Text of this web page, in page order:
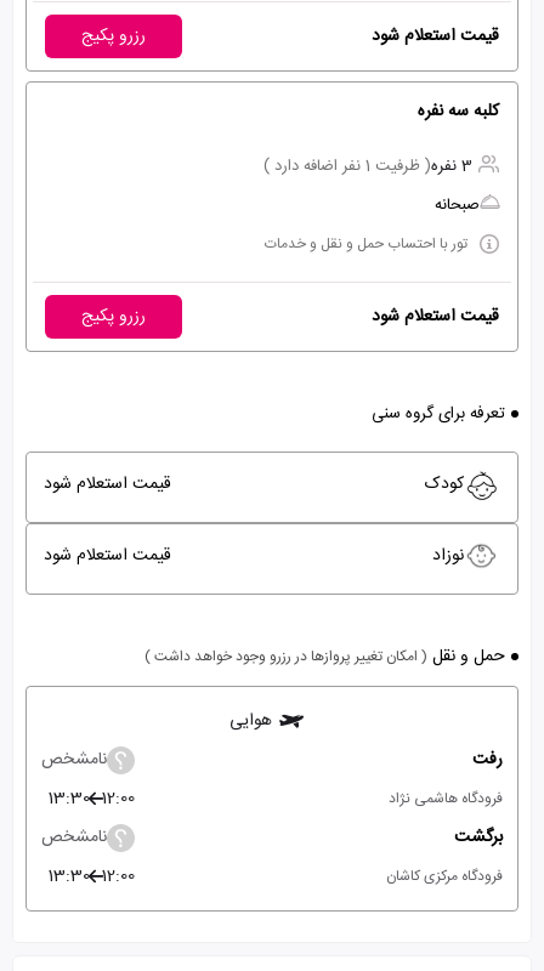
قیمت استعلام شود رزرو پکیج
کلبه سه نفره
3 نفره
( ظرفیت 1 نفر اضافه دارد )
صبحانه
تور با احتساب حمل و نقل و خدمات
قیمت استعلام شود رزرو پکیج
تعرفه برای گروه سنی
کودک قیمت استعلام شود
نوزاد قیمت استعلام شود
حمل و نقل ( امکان تغییر پروازها در رزرو وجود خواهد داشت )
هوایی
رفت
نامشخص
فرودگاه هاشمی نژاد 12:00
13:30
برگشت
نامشخص
فرودگاه مرکزی کاشان 12:00
13:30